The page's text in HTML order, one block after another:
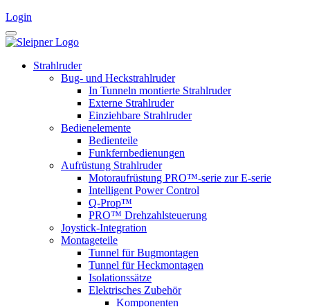
Login
Strahlruder
Bug- und Heckstrahlruder
In Tunneln montierte Strahlruder
Externe Strahlruder
Einziehbare Strahlruder
Bedienelemente
Bedienteile
Funkfernbedienungen
Aufrüstung Strahlruder
Motoraufrüstung PRO™-serie zur E-serie
Intelligent Power Control
Q-Prop™
PRO™ Drehzahlsteuerung
Joystick-Integration
Montageteile
Tunnel für Bugmontagen
Tunnel für Heckmontagen
Isolationssätze
Elektrisches Zubehör
Komponenten